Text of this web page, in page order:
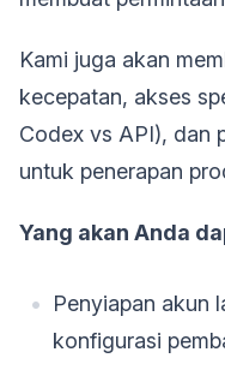
Kami juga akan
kecepatan, akses
Codex vs API), dan
untuk penerapan
Yang akan Anda
Penyiapan akun
konfigurasi